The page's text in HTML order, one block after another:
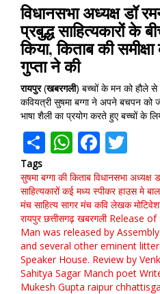
विधानसभा अध्यक्ष डॉ
प्रबुद्ध साहित्यकारों के
किया, किताब की
गुप्ता ने की
रायपुर(खबरगली) बच्चों के मन को हौले
कवियत्री सुषमा बग्गा ने अपने बचपन को
भाषा शैली का प्रयोग करते हुए बच्चों के
Share
Tags
सुषमा बग्गा की किताब विधानसभा
साहित्यकारों कई मध्य स्पीकर हाउस मे
मंच साहित्य सागर मंच कवि लेखक
रायपुर छत्तीसगढ़ खबरगली Release
Man was released by
and several other eminent
Speaker House. Review by
Sahitya Sagar Manch poet
Mukesh Gupta raipur